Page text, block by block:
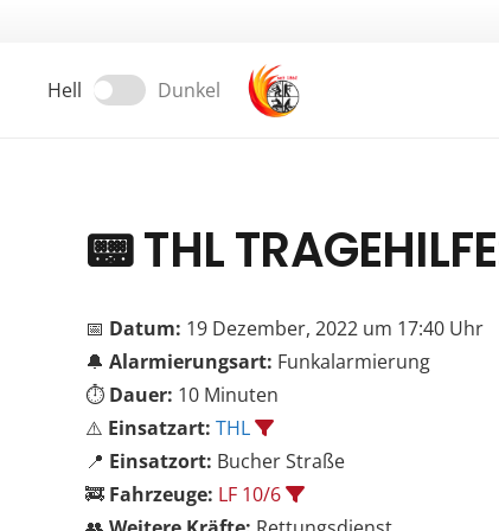
Hell Dunkel
📟THL
📅 Datum: 19 Dezember, 2022 um 17:40 Uhr
🔔 Alarmierungsart: Funkalarmierung
⏱️ Dauer: 10 Minuten
⚠️ Einsatzart: THL
📍 Einsatzort: Bucher Straße
🚒 Fahrzeuge: LF 10/6